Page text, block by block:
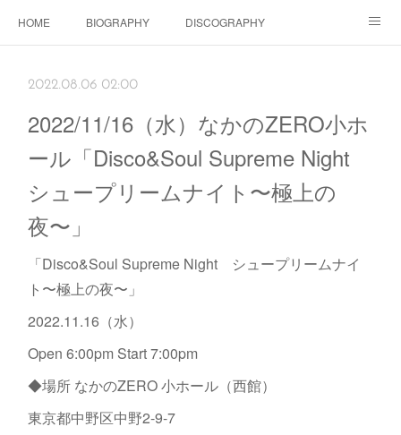
HOME BIOGRAPHY DISCOGRAPHY
2022.08.06 02:00
2022/11/16（水）なかのZERO小ホ
ール「Disco&Soul Supreme Night
シュープリームナイト〜極上の
夜〜」
「Disco&Soul Supreme Night シュープリームナイ
ト〜極上の夜〜」
2022.11.16（水）
Open 6:00pm Start 7:00pm
◆場所 なかのZERO 小ホール（西館）
東京都中野区中野2-9-7